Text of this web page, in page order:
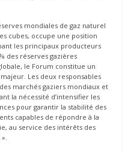
mondiales de gaz naturel
cubes, occupe une position
les principaux producteurs
des réserves gazières
le Forum constitue un
Les deux responsables
marchés gaziers mondiaux et
la nécessité d’intensifier les
pour garantir la stabilité des
capables de répondre à la
au service des intérêts des